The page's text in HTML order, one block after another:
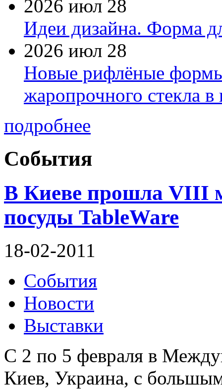
2026 июл 28
Идеи дизайна. Форма
2026 июл 28
Новые рифлёные формы
жаропрочного стекла
подробнее
События
В Киеве прошла VIII
посуды TableWare
18-02-2011
События
Новости
Выставки
С 2 по 5 февраля в
Киев, Украина, с